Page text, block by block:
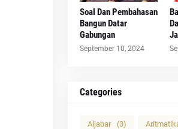
Soal Dan Pembahasan
Bangun Datar
Gabungan
September 10, 2024
Categories
Aljabar (3)